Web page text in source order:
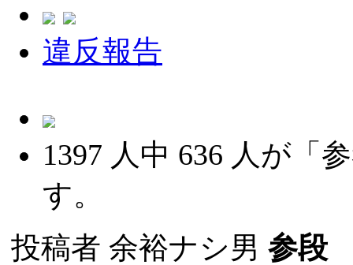
違反報告
1397 人中 636 人が「
す。
投稿者 余裕ナシ男 参段